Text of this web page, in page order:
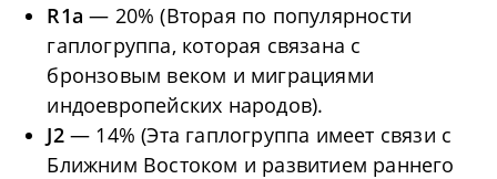
R1a— 20% (Вторая по популярности
гаплогруппа, которая связана с
бронзовым веком и миграциями
индоевропейских народов).
J2— 14% (Эта гаплогруппа имеет связи с
Ближним Востоком и развитием раннего